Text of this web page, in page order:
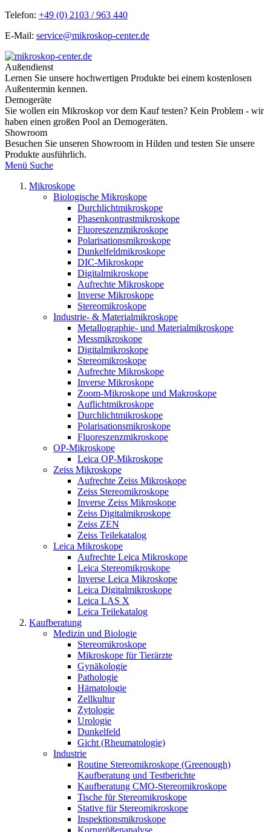
Telefon: +49 (0) 2103 / 963 440
E-Mail: service@mikroskop-center.de
Außendienst
Lernen Sie unsere hochwertigen Produkte bei einem kostenlosen
Außentermin kennen.
Demogeräte
Sie wollen ein Mikroskop vor dem Kauf testen? Kein Problem - wir
haben einen großen Pool an Demogeräten.
Showroom
Besuchen Sie unseren Showroom in Hilden und testen Sie unsere
Produkte ausführlich.
Menü Suche
Mikroskope
Biologische Mikroskope
Durchlichtmikroskope
Phasenkontrastmikroskope
Fluoreszenzmikroskope
Polarisationsmikroskope
Dunkelfeldmikroskope
DIC-Mikroskope
Digitalmikroskope
Aufrechte Mikroskope
Inverse Mikroskope
Stereomikroskope
Industrie- & Materialmikroskope
Metallographie- und Materialmikroskope
Messmikroskope
Digitalmikroskope
Stereomikroskope
Aufrechte Mikroskope
Inverse Mikroskope
Zoom-Mikroskope und Makroskope
Auflichtmikroskope
Durchlichtmikroskope
Polarisationsmikroskope
Fluoreszenzmikroskope
OP-Mikroskope
Leica OP-Mikroskope
Zeiss Mikroskope
Aufrechte Zeiss Mikroskope
Zeiss Stereomikroskope
Inverse Zeiss Mikroskope
Zeiss Digitalmikroskope
Zeiss ZEN
Zeiss Teilekatalog
Leica Mikroskope
Aufrechte Leica Mikroskope
Leica Stereomikroskope
Inverse Leica Mikroskope
Leica Digitalmikroskope
Leica LAS X
Leica Teilekatalog
Kaufberatung
Medizin und Biologie
Stereomikroskope
Mikroskope für Tierärzte
Gynäkologie
Pathologie
Hämatologie
Zellkultur
Zytologie
Urologie
Dunkelfeld
Gicht (Rheumatologie)
Industrie
Routine Stereomikroskope (Greenough)
Kaufberatung und Testberichte
Kaufberatung CMO-Stereomikroskope
Tische für Stereomikroskope
Stative für Stereomikroskope
Inspektionsmikroskope
Korngrößenanalyse